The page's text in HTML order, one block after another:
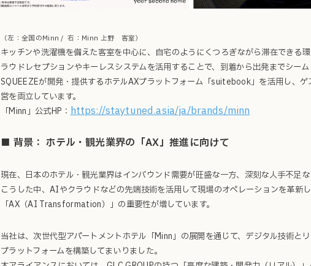
（左：全国のMinn / 右：Minn 上野 客室）
キッチンや洗濯機を備えた客室を中心に、自宅のようにくつろぎながら滞在できる
ラウドレセプションやキーレスシステムを活用することで、到着から出発までシーム
SQUEEZEが開発・提供するホテルAXプラットフォーム「suitebook」を活用し、
営を両立しています。
「Minn」公式HP：https://staytuned.asia/ja/brands/minn
■ 背景： ホテル・観光業界の「AX」推進に向けて
現在、日本のホテル・観光業界はインバウンド需要が旺盛な一方、深刻な人手不足な
こうした中、AIやクラウドなどの先端技術を活用して現場のオペレーションを革新
「AX（AI Transformation）」の重要性が増しています。
当社は、次世代型アパートメントホテル「Minn」の展開を通じて、デジタル技術と
プラットフォームを構築してまいりました。